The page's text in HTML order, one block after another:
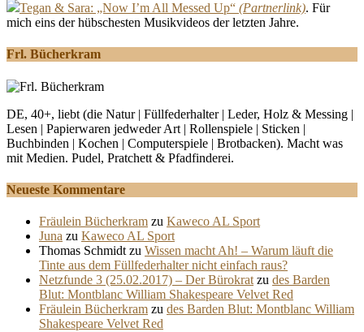
Tegan & Sara: „Now I’m All Messed Up“
. Für
mich eins der hübschesten Musikvideos der letzten Jahre.
Frl. Bücherkram
DE, 40+, liebt (die Natur | Füllfederhalter | Leder, Holz & Messing |
Lesen | Papierwaren jedweder Art | Rollenspiele | Sticken |
Buchbinden | Kochen | Computerspiele | Brotbacken). Macht was
mit Medien. Pudel, Pratchett & Pfadfinderei.
Neueste Kommentare
Fräulein Bücherkram zu Kaweco AL Sport
Juna zu Kaweco AL Sport
Thomas Schmidt zu Wissen macht Ah! – Warum läuft die
Tinte aus dem Füllfederhalter nicht einfach raus?
Netzfunde 3 (25.02.2017) – Der Bürokrat zu des Barden
Blut: Montblanc William Shakespeare Velvet Red
Fräulein Bücherkram zu des Barden Blut: Montblanc William
Shakespeare Velvet Red